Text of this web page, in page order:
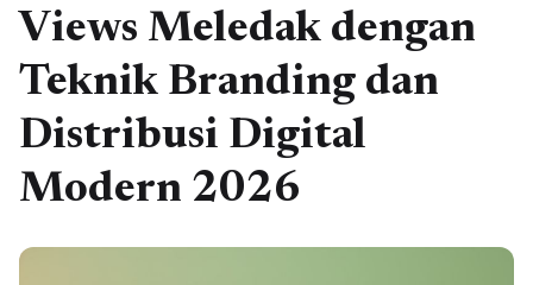
Views Meledak dengan
Teknik Branding dan
Distribusi Digital
Modern 2026